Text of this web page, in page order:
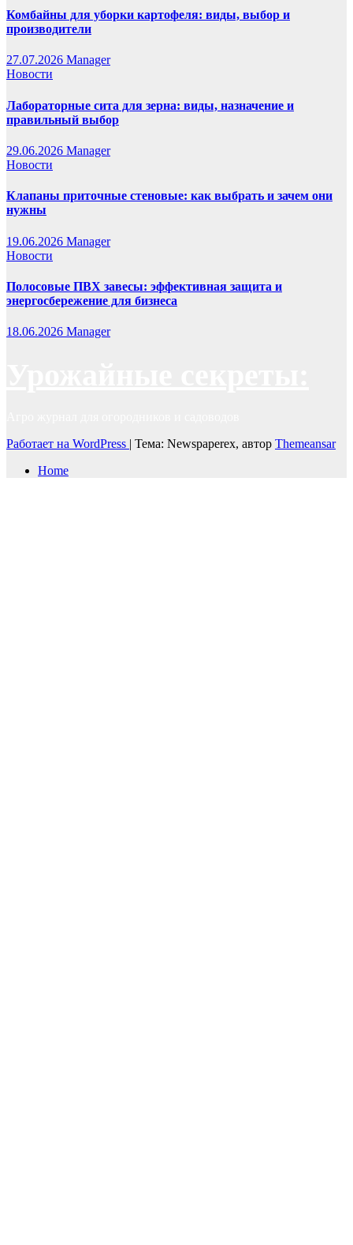
Комбайны для уборки картофеля: виды, выбор и
производители
27.07.2026 Manager
Новости
Лабораторные сита для зерна: виды, назначение и
правильный выбор
29.06.2026 Manager
Новости
Клапаны приточные стеновые: как выбрать и зачем они
нужны
19.06.2026 Manager
Новости
Полосовые ПВХ завесы: эффективная защита и
энергосбережение для бизнеса
18.06.2026 Manager
Работает на WordPress | Тема: Newspaperex, автор Themeansar
Home